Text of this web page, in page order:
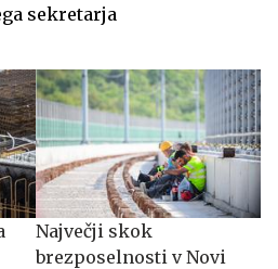
sekretarja
Največji skok
brezposelnosti v Novi